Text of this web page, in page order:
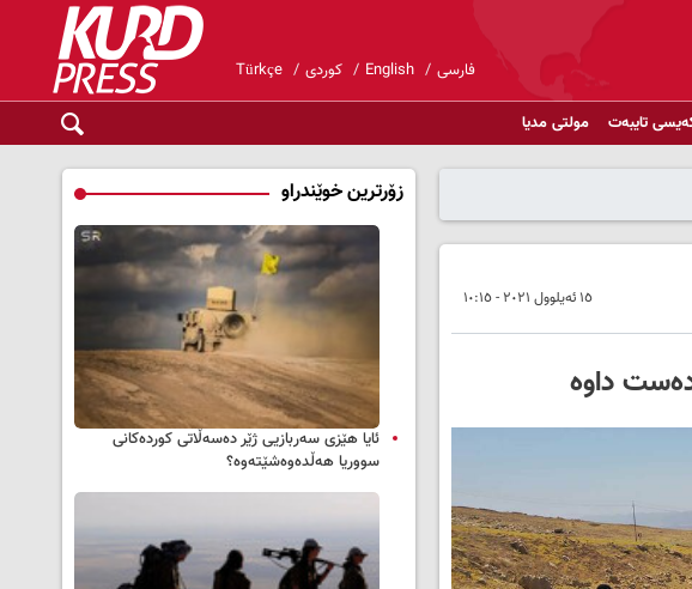
فارسی English کوردی Türkçe
تایبەت مولتی مدیا
١٥ ئەیلوول ٢٠٢١ - ١٠:١٥
زۆرترین خوێندراو
ئایا هێزی سەربازیی ژێر دەسەڵاتی کوردەکانی
سووریا هەڵدەوەشێتەوە؟